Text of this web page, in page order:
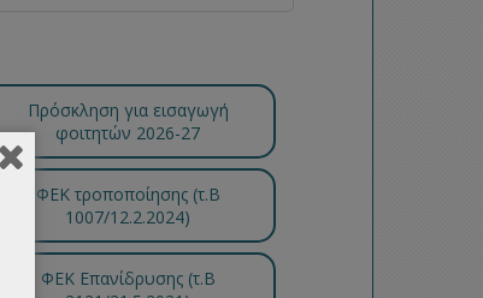
Πρόσκληση για εισαγωγή
φοιτητών 2026-27
ΦΕΚ τροποποίησης (τ.B
1007/12.2.2024)
ΦΕΚ Επανίδρυσης (τ.Β